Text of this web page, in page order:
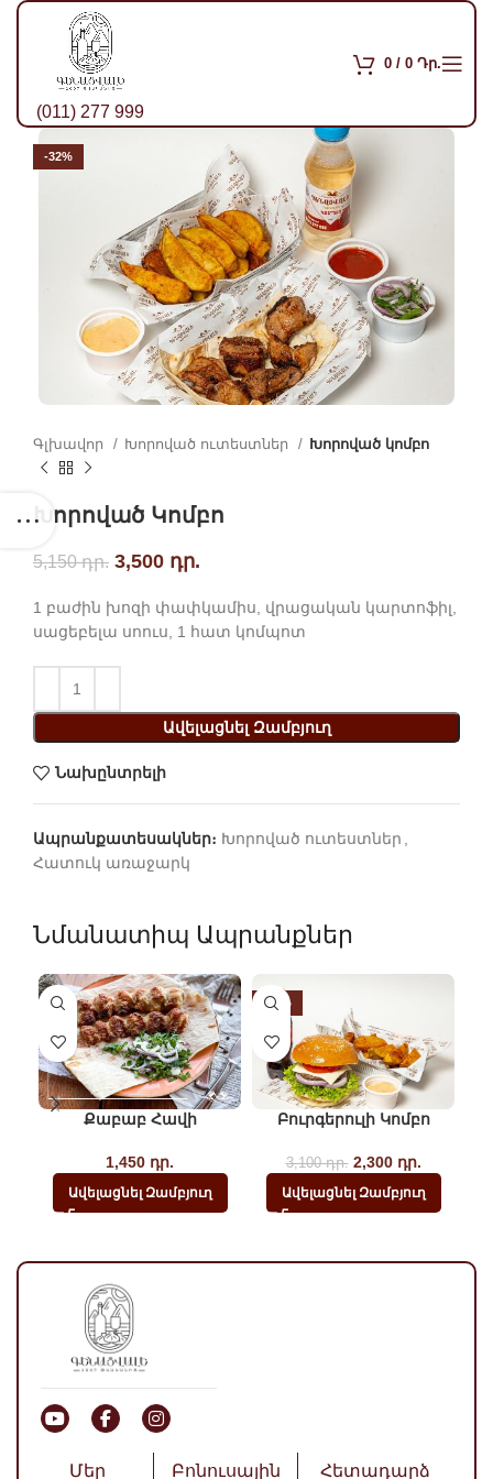
(011) 277 999
0 / 0 Դր.
-32%
Գլխավոր Խորոված ուտեստներ Խորոված կոմբո
Խորոված Կոմբո
5,150դր. Original price was: 5,150 դր..
3,500 դր.
1 բաժին խոզի փափկամիս, վրացական կարտոֆիլ,
սացեբելա սոուս, 1 հատ կոմպոտ
Ավելացնել Զամբյուղ
Նախընտրելի
Ապրանքատեսակներ։ Խորոված ուտեստներ
Հատուկ առաջարկ
Նմանատիպ Ապրանքներ
Քաբաբ Հավի
1,450 դր.
Ավելացնել Զամբյուղ
-26%
Բուրգերուլի Կոմբո
3,100դր. Original price
was: 3,100
դր..
2,300դր.
price
Ավելացնել Զամբյուղ
Մեր Բոնուսային Հետադարձ